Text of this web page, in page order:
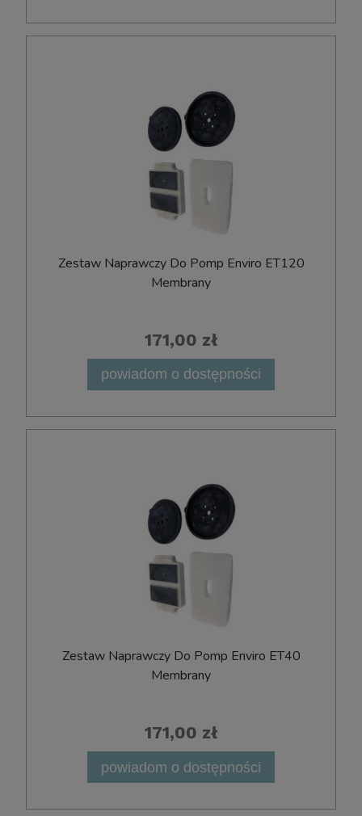
Zestaw Naprawczy Do Pomp Enviro ET120
Membrany
171,00 zł
powiadom o dostępności
Zestaw Naprawczy Do Pomp Enviro ET40
Membrany
171,00 zł
powiadom o dostępności